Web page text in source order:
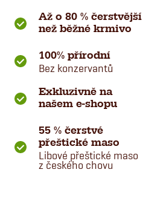
Až o 80 % čerstvější
než běžné krmivo
100% přírodní
Bez konzervantů
Exkluzivně na
našem e-shopu
55 % čerstvé
přeštické maso
Libové přeštické maso
z českého chovu